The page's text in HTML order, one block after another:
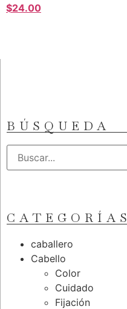
$24.00
BÚSQUEDA
CATEGORÍAS
caballero
Cabello
Color
Cuidado
Fijación